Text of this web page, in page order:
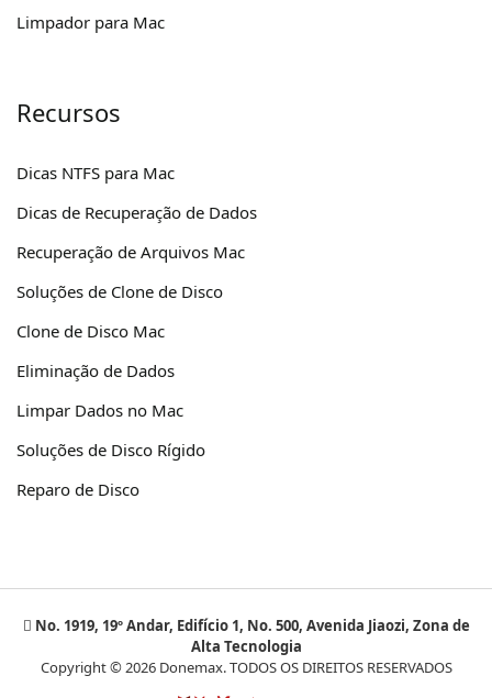
Limpador para Mac
Recursos
Dicas NTFS para Mac
Dicas de Recuperação de Dados
Recuperação de Arquivos Mac
Soluções de Clone de Disco
Clone de Disco Mac
Eliminação de Dados
Limpar Dados no Mac
Soluções de Disco Rígido
Reparo de Disco
No. 1919, 19º Andar, Edifício 1, No. 500, Avenida Jiaozi, Zona de
Alta Tecnologia
Copyright © 2026 Donemax. TODOS OS DIREITOS RESERVADOS